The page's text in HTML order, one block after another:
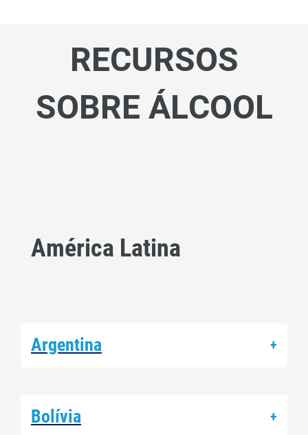
RECURSOS
SOBRE ÁLCOOL
América Latina
Argentina +
Bolívia +